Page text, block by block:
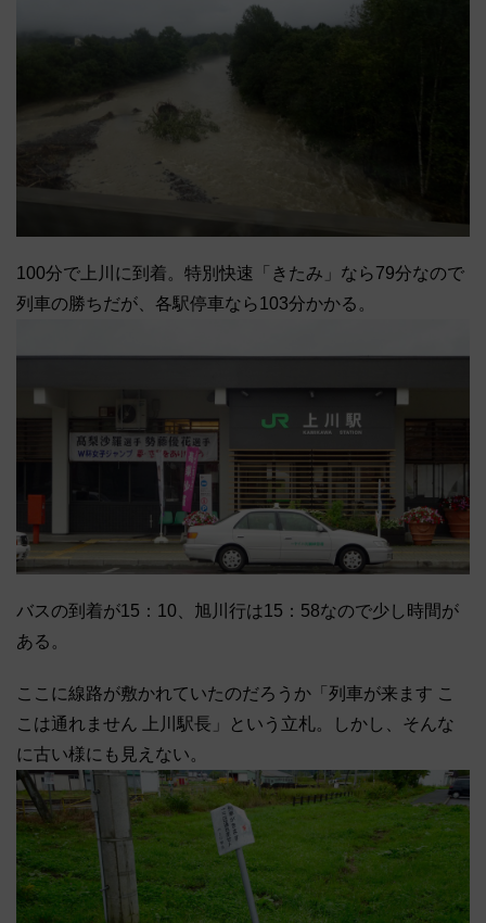
100分で上川に到着。特別快速「きたみ」なら79分なので
列車の勝ちだが、各駅停車なら103分かかる。
バスの到着が15：10、旭川行は15：58なので少し時間が
ある。
ここに線路が敷かれていたのだろうか「列車が来ます こ
こは通れません 上川駅長」という立札。しかし、そんな
に古い様にも見えない。